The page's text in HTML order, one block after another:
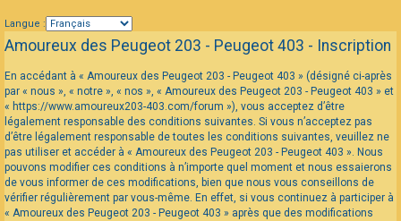
Langue :
Amoureux des Peugeot 203 - Peugeot 403 - Inscription
En accédant à « Amoureux des Peugeot 203 - Peugeot 403 » (désigné ci-après
par « nous », « notre », « nos », « Amoureux des Peugeot 203 - Peugeot 403 » et
« https://www.amoureux203-403.com/forum »), vous acceptez d’être
légalement responsable des conditions suivantes. Si vous n’acceptez pas
d’être légalement responsable de toutes les conditions suivantes, veuillez ne
pas utiliser et accéder à « Amoureux des Peugeot 203 - Peugeot 403 ». Nous
pouvons modifier ces conditions à n’importe quel moment et nous essaierons
de vous informer de ces modifications, bien que nous vous conseillons de
vérifier régulièrement par vous-même. En effet, si vous continuez à participer à
« Amoureux des Peugeot 203 - Peugeot 403 » après que des modifications